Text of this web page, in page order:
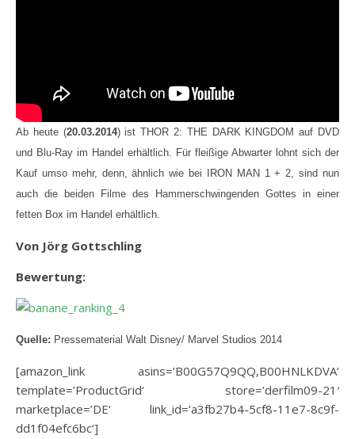
Ab heute (20.03.2014) ist THOR 2: THE DARK KINGDOM auf DVD
und Blu-Ray im Handel erhältlich. Für fleißige Abwarter lohnt sich der
Kauf umso mehr, denn, ähnlich wie bei IRON MAN 1 + 2, sind nun
auch die beiden Filme des Hammerschwingenden Gottes in einer
fetten Box im Handel erhältlich.
Von Jörg Gottschling
Bewertung:
Quelle: Pressematerial Walt Disney/ Marvel Studios 2014
[amazon_link asins=’B00G57Q9QQ,B00HNLKDVA‘
template=’ProductGrid‘ store=’derfilm09-21′
marketplace=’DE‘ link_id=’a3fb27b4-5cf8-11e7-8c9f-
dd1f04efc6bc‘]